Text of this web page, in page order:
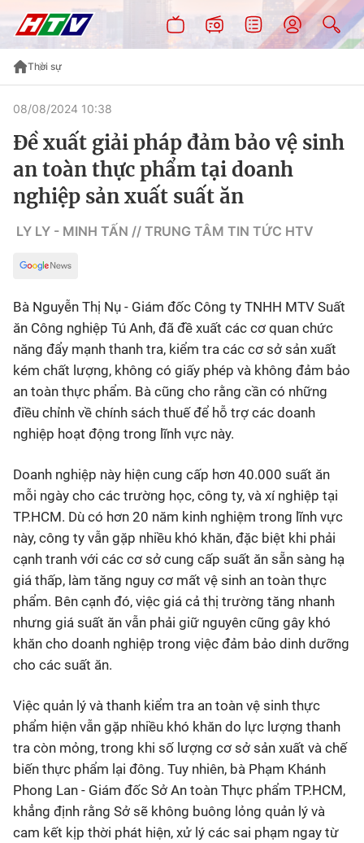
Thời sự
08/08/2024 10:38
Đề xuất giải pháp đảm bảo vệ sinh
an toàn thực phẩm tại doanh
nghiệp sản xuất suất ăn
LY LY - MINH TẤN // TRUNG TÂM TIN TỨC HTV
Bà Nguyễn Thị Nụ - Giám đốc Công ty TNHH MTV Suất
ăn Công nghiệp Tú Anh, đã đề xuất các cơ quan chức
năng đẩy mạnh thanh tra, kiểm tra các cơ sở sản xuất
kém chất lượng, không có giấy phép và không đảm bảo
an toàn thực phẩm. Bà cũng cho rằng cần có những
điều chỉnh về chính sách thuế để hỗ trợ các doanh
nghiệp hoạt động trong lĩnh vực này.
Doanh nghiệp này hiện cung cấp hơn 40.000 suất ăn
mỗi ngày cho các trường học, công ty, và xí nghiệp tại
TP.HCM. Dù có hơn 20 năm kinh nghiệm trong lĩnh vực
này, công ty vẫn gặp nhiều khó khăn, đặc biệt khi phải
cạnh tranh với các cơ sở cung cấp suất ăn sẵn sàng hạ
giá thấp, làm tăng nguy cơ mất vệ sinh an toàn thực
phẩm. Bên cạnh đó, việc giá cả thị trường tăng nhanh
nhưng giá suất ăn vẫn phải giữ nguyên cũng gây khó
khăn cho doanh nghiệp trong việc đảm bảo dinh dưỡng
cho các suất ăn.
Việc quản lý và thanh kiểm tra an toàn vệ sinh thực
phẩm hiện vẫn gặp nhiều khó khăn do lực lượng thanh
tra còn mỏng, trong khi số lượng cơ sở sản xuất và chế
biến thực phẩm lại đông. Tuy nhiên, bà Phạm Khánh
Phong Lan - Giám đốc Sở An toàn Thực phẩm TP.HCM,
khẳng định rằng Sở sẽ không buông lỏng quản lý và
cam kết kịp thời phát hiện, xử lý các sai phạm ngay từ